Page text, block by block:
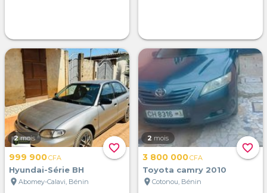
favorite_border
2 mois
999 900CFA
Hyundai-Série BH
location_on Abomey-Calavi, Bénin
favorite_border
2 mois
3 800 000CFA
Toyota camry 2010
location_on Cotonou, Bénin